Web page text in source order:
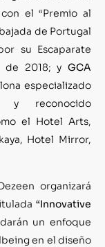
el “Premio al
de Portugal
su Escaparate
de 2018; y GCA
especializado
y reconocido
el Hotel Arts,
Hotel Mirror,
organizará
“Innovative
un enfoque
en el diseño